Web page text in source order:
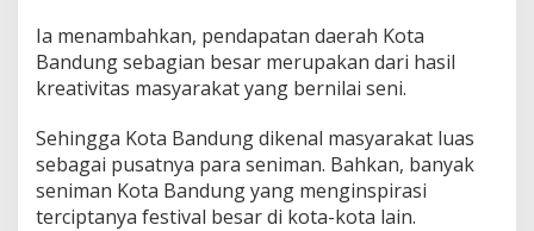
Ia menambahkan, pendapatan daerah Kota
Bandung sebagian besar merupakan dari hasil
kreativitas masyarakat yang bernilai seni.
Sehingga Kota Bandung dikenal masyarakat luas
sebagai pusatnya para seniman. Bahkan, banyak
seniman Kota Bandung yang menginspirasi
terciptanya festival besar di kota-kota lain.